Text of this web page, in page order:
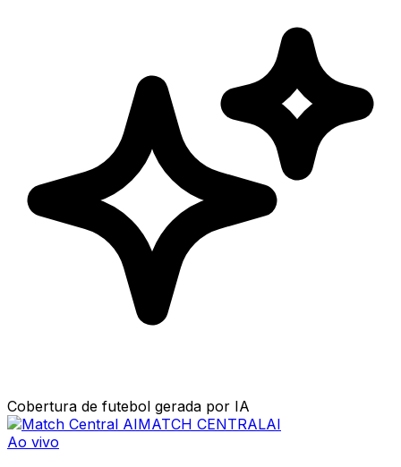
Cobertura de futebol gerada por IA
MATCH CENTRALAI
Ao vivo